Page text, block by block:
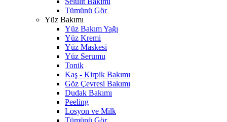
Tümünü Gör
Yüz Bakımı
Yüz Bakım Yağı
Yüz Kremi
Yüz Maskesi
Yüz Serumu
Tonik
Kaş - Kirpik Bakımı
Göz Çevresi Bakımı
Dudak Bakımı
Peeling
Losyon ve Milk
Tümünü Gör